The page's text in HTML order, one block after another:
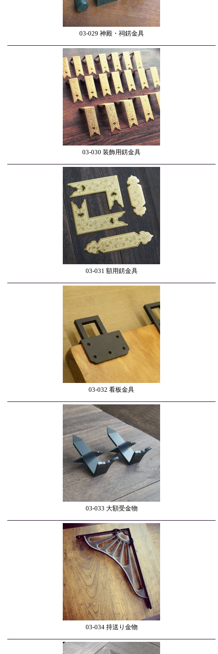
03-029 神殿・祠錺金具
03-030 装飾用錺金具
03-031 額用錺金具
03-032 看板金具
03-033 大額受金物
03-034 持送り金物